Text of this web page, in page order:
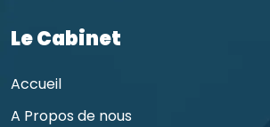
Le Cabinet
Accueil
A Propos de nous